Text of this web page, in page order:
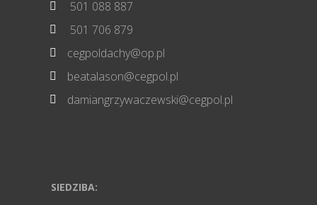
 501 088 887
 501 706 879
 cegpoldachy@op.pl
 beatalason@cegpol.pl
 damiangrzywaczewski@cegpol.pl
SIEDZIBA: